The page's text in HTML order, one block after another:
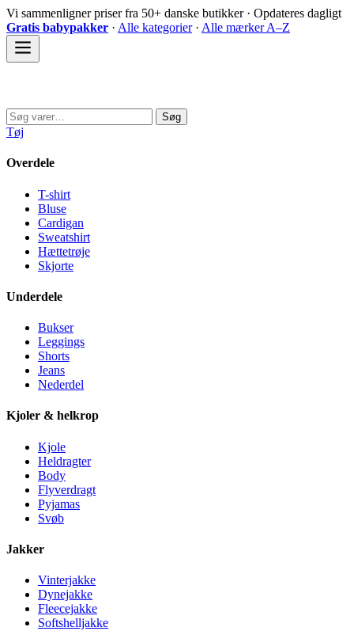
Spring
til
indhold
Vi sammenligner priser fra 50+ danske butikker · Opdateres dagligt
Gratis babypakker · Alle kategorier· Alle mærker A–Z
Søg
efter:
Søg
Tøj
Overdele
T-shirt
Bluse
Cardigan
Sweatshirt
Hættetrøje
Skjorte
Underdele
Bukser
Leggings
Shorts
Jeans
Nederdel
Kjoler & helkrop
Kjole
Heldragter
Body
Flyverdragt
Pyjamas
Svøb
Jakker
Vinterjakke
Dynejakke
Fleecejakke
Softshelljakke